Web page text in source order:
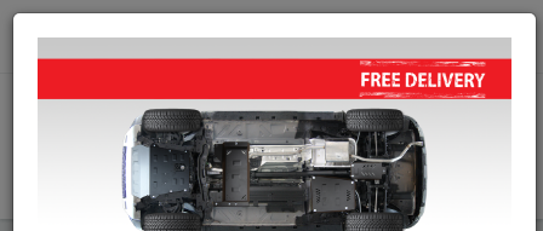
info@krytpodmotor.com